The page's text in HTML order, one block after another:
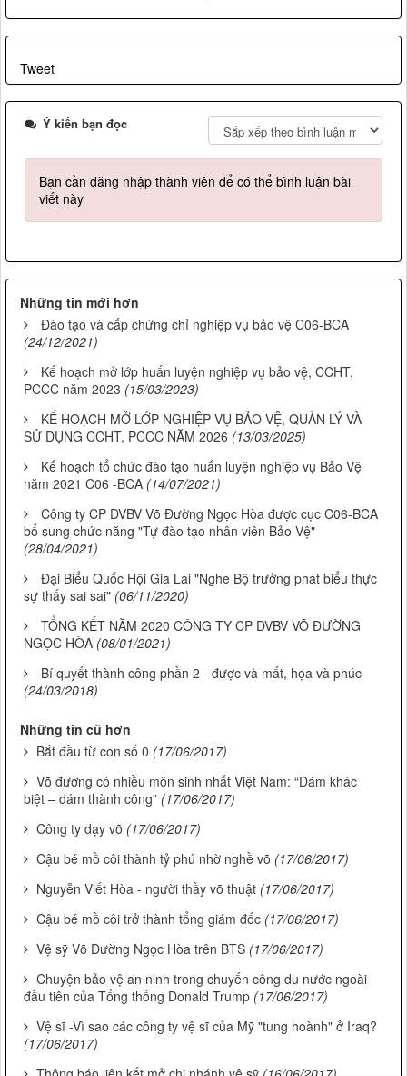
Tweet
Ý kiến bạn đọc
Bạn cần đăng nhập thành viên để có thể bình luận bài
viết này
Những tin mới hơn
Đào tạo và cấp chứng chỉ nghiệp vụ bảo vệ C06-BCA
(24/12/2021)
Kế hoạch mở lớp huấn luyện nghiệp vụ bảo vệ, CCHT,
PCCC năm 2023 (15/03/2023)
KẾ HOẠCH MỞ LỚP NGHIỆP VỤ BẢO VỆ, QUẢN LÝ VÀ
SỬ DỤNG CCHT, PCCC NĂM 2026 (13/03/2025)
Kế hoạch tổ chức đào tạo huấn luyện nghiệp vụ Bảo Vệ
năm 2021 C06 -BCA (14/07/2021)
Công ty CP DVBV Võ Đường Ngọc Hòa được cục C06-BCA
bổ sung chức năng "Tự đào tạo nhân viên Bảo Vệ"
(28/04/2021)
Đại Biểu Quốc Hội Gia Lai "Nghe Bộ trưởng phát biểu thực
sự thấy sai sai" (06/11/2020)
TỔNG KẾT NĂM 2020 CÔNG TY CP DVBV VÕ ĐƯỜNG
NGỌC HÒA (08/01/2021)
Bí quyết thành công phần 2 - được và mất, họa và phúc
(24/03/2018)
Những tin cũ hơn
Bắt đầu từ con số 0 (17/06/2017)
Võ đường có nhiều môn sinh nhất Việt Nam: “Dám khác
biệt – dám thành công” (17/06/2017)
Công ty dạy võ (17/06/2017)
Cậu bé mồ côi thành tỷ phú nhờ nghề võ (17/06/2017)
Nguyễn Viết Hòa - người thầy võ thuật (17/06/2017)
Cậu bé mồ côi trở thành tổng giám đốc (17/06/2017)
Vệ sỹ Võ Đường Ngọc Hòa trên BTS (17/06/2017)
Chuyện bảo vệ an ninh trong chuyến công du nước ngoài
đầu tiên của Tổng thống Donald Trump (17/06/2017)
Vệ sĩ -Vì sao các công ty vệ sĩ của Mỹ "tung hoành" ở Iraq?
(17/06/2017)